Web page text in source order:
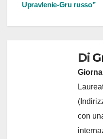
Upravlenie-Gru russo”
Di
con